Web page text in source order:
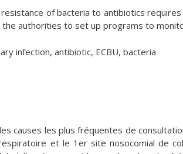
of bacteria to antibiotics
authorities to set up programs to
infection, antibiotic, ECBU, bacteria
causes les plus fréquentes de
respiratoire et le 1er site nosocomial de